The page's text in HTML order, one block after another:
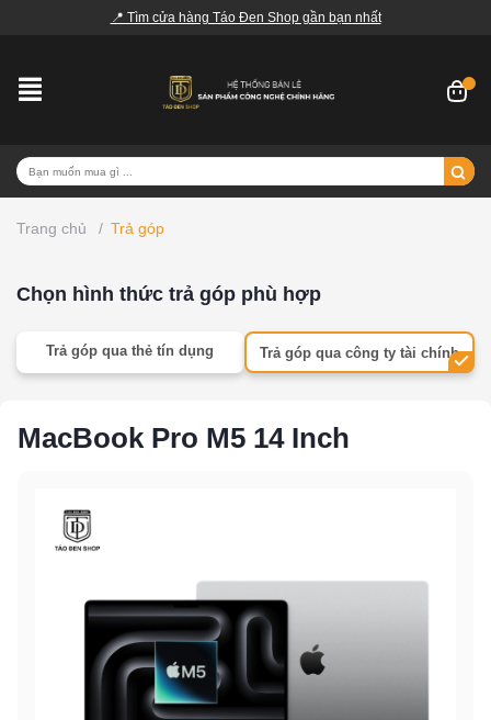
📍 Tìm cửa hàng Táo Đen Shop gần bạn nhất
Trang chủ / Trả góp
Chọn hình thức trả góp phù hợp
Trả góp qua thẻ tín dụng Trả góp qua công ty tài chính
MacBook Pro M5 14 Inch